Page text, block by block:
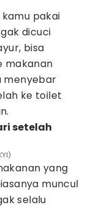
pakai
dicuci
bisa
makanan
menyebar
ke toilet
setelah
yang
muncul
selalu